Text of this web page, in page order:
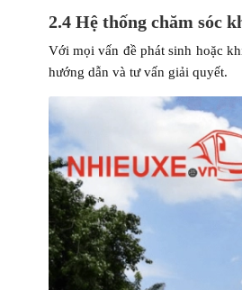
2.4 Hệ thống chăm sóc
Với mọi vấn đề phát sinh hoặc
hướng dẫn và tư vấn giải quyết.